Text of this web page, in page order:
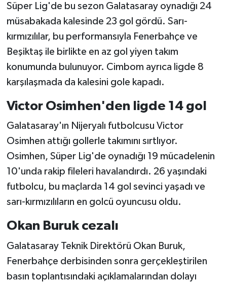
Süper Lig'de bu sezon Galatasaray oynadığı 24
müsabakada kalesinde 23 gol gördü. Sarı-
kırmızılılar, bu performansıyla Fenerbahçe ve
Beşiktaş ile birlikte en az gol yiyen takım
konumunda bulunuyor. Cimbom ayrıca ligde 8
karşılaşmada da kalesini gole kapadı.
Victor Osimhen'den ligde 14 gol
Galatasaray'ın Nijeryalı futbolcusu Victor
Osimhen attığı gollerle takımını sırtlıyor.
Osimhen, Süper Lig'de oynadığı 19 mücadelenin
10'unda rakip fileleri havalandırdı. 26 yaşındaki
futbolcu, bu maçlarda 14 gol sevinci yaşadı ve
sarı-kırmızılıların en golcü oyuncusu oldu.
Okan Buruk cezalı
Galatasaray Teknik Direktörü Okan Buruk,
Fenerbahçe derbisinden sonra gerçekleştirilen
basın toplantısındaki açıklamalarından dolayı